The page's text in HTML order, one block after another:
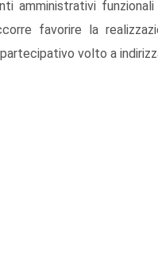
amministrativi
favorire la
volto a